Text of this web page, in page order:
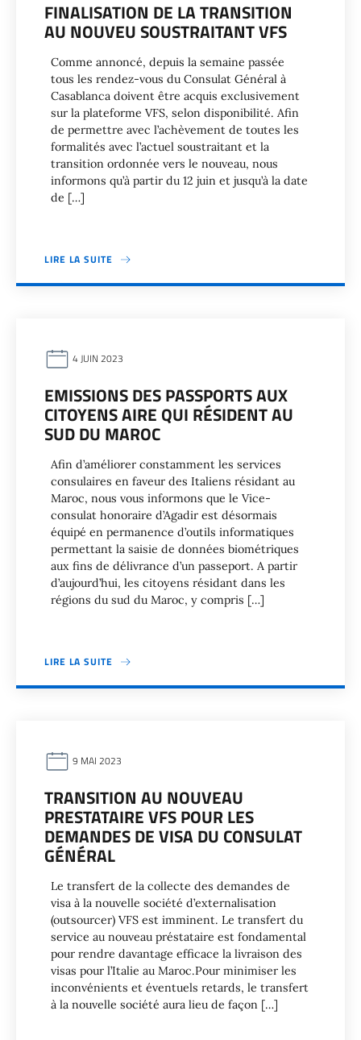
FINALISATION DE LA TRANSITION
AU NOUVEU SOUSTRAITANT VFS
Comme annoncé, depuis la semaine passée
tous les rendez-vous du Consulat Général à
Casablanca doivent être acquis exclusivement
sur la plateforme VFS, selon disponibilité. Afin
de permettre avec l’achèvement de toutes les
formalités avec l’actuel soustraitant et la
transition ordonnée vers le nouveau, nous
informons qu’à partir du 12 juin et jusqu’à la date
de […]
LIRE LA SUITE
4 JUIN 2023
EMISSIONS DES PASSPORTS AUX
CITOYENS AIRE QUI RÉSIDENT AU
SUD DU MAROC
Afin d’améliorer constamment les services
consulaires en faveur des Italiens résidant au
Maroc, nous vous informons que le Vice-
consulat honoraire d’Agadir est désormais
équipé en permanence d’outils informatiques
permettant la saisie de données biométriques
aux fins de délivrance d’un passeport. A partir
d’aujourd’hui, les citoyens résidant dans les
régions du sud du Maroc, y compris […]
LIRE LA SUITE
9 MAI 2023
TRANSITION AU NOUVEAU
PRESTATAIRE VFS POUR LES
DEMANDES DE VISA DU CONSULAT
GÉNÉRAL
Le transfert de la collecte des demandes de
visa à la nouvelle société d’externalisation
(outsourcer) VFS est imminent. Le transfert du
service au nouveau préstataire est fondamental
pour rendre davantage efficace la livraison des
visas pour l’Italie au Maroc.Pour minimiser les
inconvénients et éventuels retards, le transfert
à la nouvelle société aura lieu de façon […]